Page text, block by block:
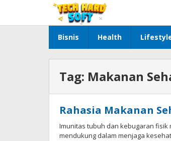
konten
Bisnis Health
Tag: Makanan
Rahasia Makanan
Imunitas tubuh dan kebugaran fisik
mendukung dalam menjaga